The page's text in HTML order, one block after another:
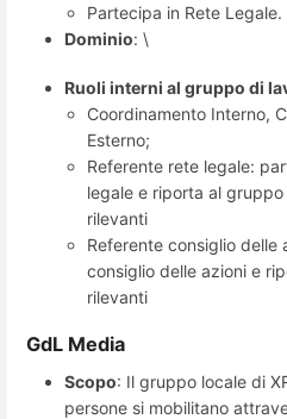
Partecipa in Rete Legale.
Dominio: \
Ruoli interni al gruppo di
Coordinamento Interno,
Esterno;
Referente rete legale:
legale e riporta al
rilevanti
Referente consiglio delle
consiglio delle azioni e
rilevanti
GdL Media
Scopo: Il gruppo locale di
persone si mobilitano